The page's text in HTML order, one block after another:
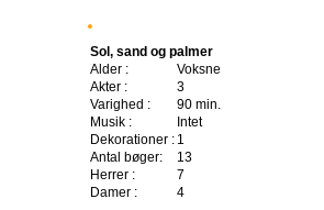
Sol, sand og palmer
Alder :
Voksne
Akter :
3
Varighed :
90 min.
Musik :
Intet
Dekorationer : 1
Antal bøger:
13
Herrer :
7
Damer :
4